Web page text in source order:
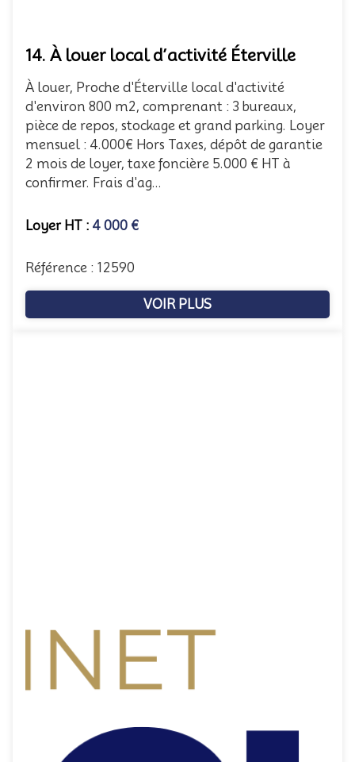
14. À louer local d’activité Éterville
À louer, Proche d'Éterville local d'activité
d'environ 800 m2, comprenant : 3 bureaux,
pièce de repos, stockage et grand parking. Loyer
mensuel : 4.000€ Hors Taxes, dépôt de garantie
2 mois de loyer, taxe foncière 5.000 € HT à
confirmer. Frais d'ag...
Référence : 12590
Loyer HT : 4 000 €
VOIR PLUS